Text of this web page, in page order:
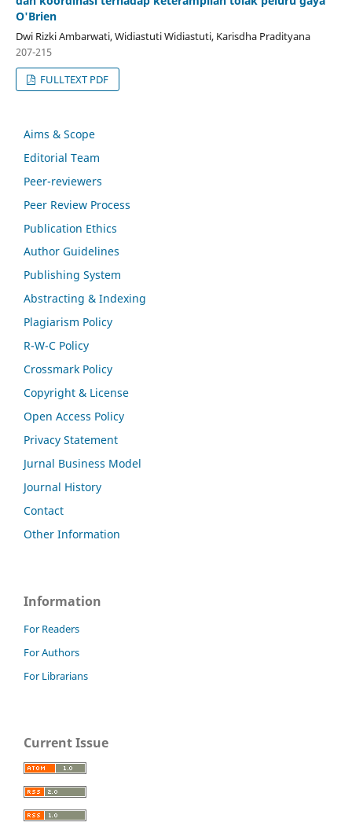
O'Brien
Dwi Rizki Ambarwati, Widiastuti Widiastuti, Karisdha Pradityana
207-215
FULLTEXT PDF
Aims & Scope
Editorial Team
Peer-reviewers
Peer Review Process
Publication Ethics
Author Guidelines
Publishing System
Abstracting & Indexing
Plagiarism Policy
R-W-C Policy
Crossmark Policy
Copyright & License
Open Access Policy
Privacy Statement
Jurnal Business Model
Journal History
Contact
Other Information
Information
For Readers
For Authors
For Librarians
Current Issue